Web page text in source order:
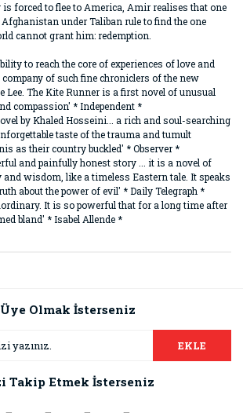
forced to flee to America, Amir realises that one
under Taliban rule to find the one
cannot grant him: redemption.
to reach the core of experiences of love and
of such fine chroniclers of the new
Lee. The Kite Runner is a first novel of unusual
compassion' * Independent *
by Khaled Hosseini... a rich and soul-searching
taste of the trauma and tumult
as their country buckled' * Observer *
and painfully honest story ... it is a novel of
wisdom, like a timeless Eastern tale. It speaks
about the power of evil' * Daily Telegraph *
It is so powerful that for a long time after
bland' * Isabel Allende *
için teşekkür ederiz.
bozuk veya görüntülenemiyor.
hatalar bulunuyor.
Üye Olmak İsterseniz
EKLE
Takip Etmek İsterseniz